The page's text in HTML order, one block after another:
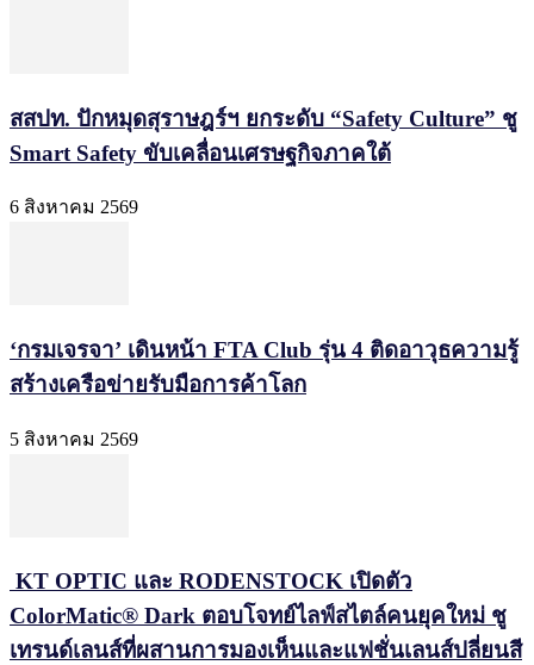
สสปท. ปักหมุดสุราษฎร์ฯ ยกระดับ “Safety Culture” ชู
Smart Safety ขับเคลื่อนเศรษฐกิจภาคใต้
6 สิงหาคม 2569
‘กรมเจรจา’ เดินหน้า FTA Club รุ่น 4 ติดอาวุธความรู้
สร้างเครือข่ายรับมือการค้าโลก
5 สิงหาคม 2569
KT OPTIC และ RODENSTOCK เปิดตัว
ColorMatic® Dark ตอบโจทย์ไลฟ์สไตล์คนยุคใหม่ ชู
เทรนด์เลนส์ที่ผสานการมองเห็นและแฟชั่นเลนส์ปลี่ยนสี